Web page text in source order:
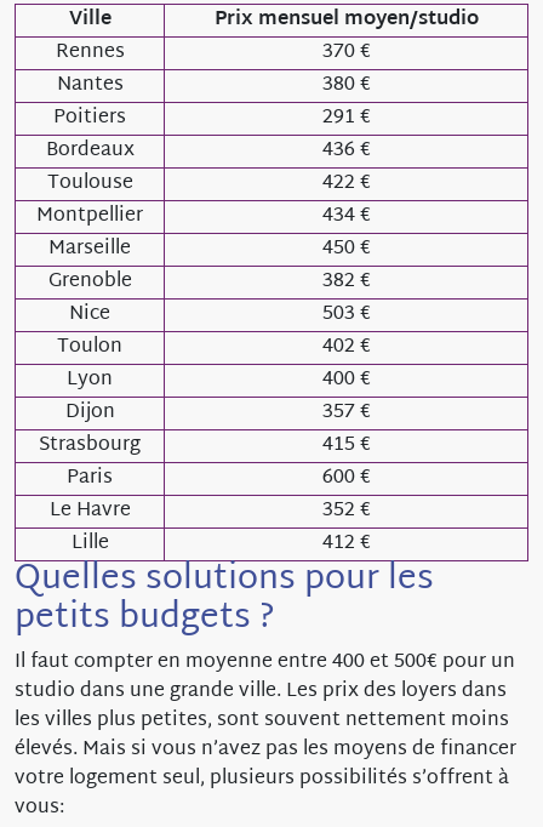
Ville
Prix mensuel moyen/studio
Rennes
370 €
Nantes
380 €
Poitiers
291 €
Bordeaux
436 €
Toulouse
422 €
Montpellier
434 €
Marseille
450 €
Grenoble
382 €
Nice
503 €
Toulon
402 €
Lyon
400 €
Dijon
357 €
Strasbourg
415 €
Paris
600 €
Le Havre
352 €
Lille
412 €
Quelles solutions pour les
petits budgets ?
Il faut compter en moyenne entre 400 et 500€ pour un
studio dans une grande ville. Les prix des loyers dans
les villes plus petites, sont souvent nettement moins
élevés. Mais si vous n’avez pas les moyens de financer
votre logement seul, plusieurs possibilités s’offrent à
vous: